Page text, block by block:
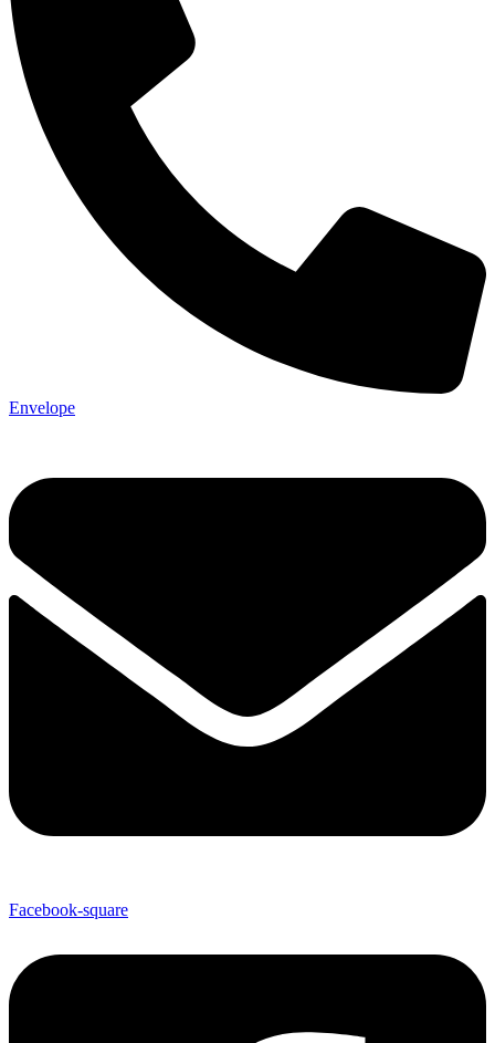
Envelope
Facebook-square